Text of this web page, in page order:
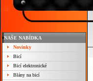
NAŠE NABÍDKA
Novinky
Bicí
Bicí elektronické
Blány na bicí